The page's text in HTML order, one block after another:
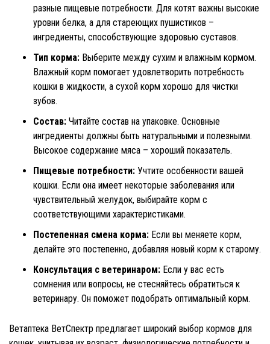
разные пищевые потребности. Для котят важны высокие
уровни белка, а для стареющих пушистиков –
ингредиенты, способствующие здоровью суставов.
Тип корма: Выберите между сухим и влажным кормом.
Влажный корм помогает удовлетворить потребность
кошки в жидкости, а сухой корм хорошо для чистки
зубов.
Состав: Читайте состав на упаковке. Основные
ингредиенты должны быть натуральными и полезными.
Высокое содержание мяса – хороший показатель.
Пищевые потребности: Учтите особенности вашей
кошки. Если она имеет некоторые заболевания или
чувствительный желудок, выбирайте корм с
соответствующими характеристиками.
Постепенная смена корма: Если вы меняете корм,
делайте это постепенно, добавляя новый корм к старому.
Консультация с ветеринаром: Если у вас есть
сомнения или вопросы, не стесняйтесь обратиться к
ветеринару. Он поможет подобрать оптимальный корм.
Ветаптека ВетСпектр предлагает широкий выбор кормов для